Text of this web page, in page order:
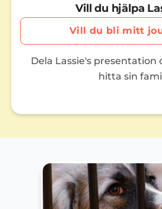
Vill du hjälpa
Vill du bli mitt
Dela Lassie's presentation
hitta sin